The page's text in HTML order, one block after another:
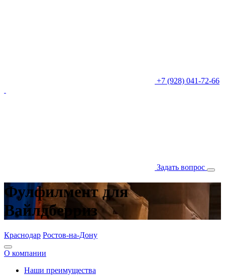
+7 (928) 041-72-66
Задать вопрос
Фулфилмент для
Вайлдберриз
Краснодар Ростов-на-Дону
О компании
Наши преимущества